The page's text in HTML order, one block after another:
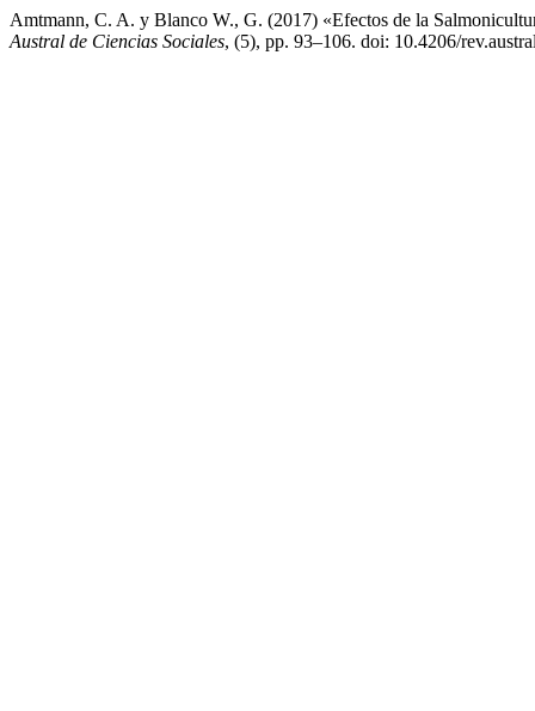
Amtmann, C. A. y Blanco W., G. (2017) «Efectos de la
Austral de Ciencias Sociales, (5), pp. 93–106. doi: 10.4206/